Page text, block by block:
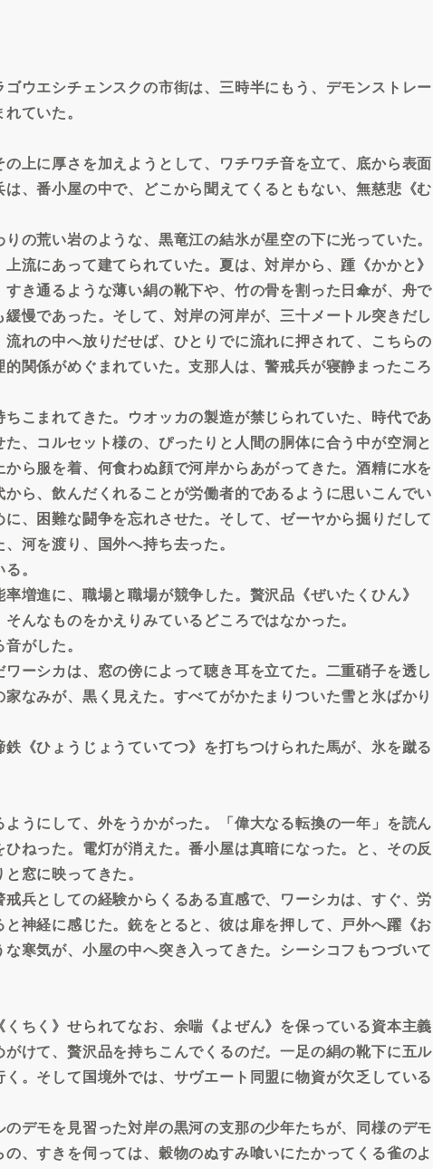
ウエシチェンスクの市街は、三時半にもう、デモンストレー
ていた。
上に厚さを加えようとして、ワチワチ音を立て、底から表面
、番小屋の中で、どこから聞えてくるともない、無慈悲《む
の荒い岩のような、黒竜江の結氷が星空の下に光っていた。
流にあって建てられていた。夏は、対岸から、踵《かかと》
き通るような薄い絹の靴下や、竹の骨を割った日傘が、舟で
慢であった。そして、対岸の河岸が、三十メートル突きだし
れの中へ放りだせば、ひとりでに流れに押されて、こちらの
関係がめぐまれていた。支那人は、警戒兵が寝静まったころ
こまれてきた。ウオッカの製造が禁じられていた、時代であ
、コルセット様の、ぴったりと人間の胴体に合う中が空洞と
ら服を着、何食わぬ顔で河岸からあがってきた。酒精に水を
ら、飲んだくれることが労働者的であるように思いこんでい
、困難な闘争を忘れさせた。そして、ゼーヤから掘りだして
河を渡り、国外へ持ち去った。
。
増進に、職場と職場が競争した。贅沢品《ぜいたくひん》
んなものをかえりみているどころではなかった。
がした。
ーシカは、窓の傍によって聴き耳を立てた。二重硝子を透し
なみが、黒く見えた。すべてがかたまりついた雪と氷ばかり
《ひょうじょうていてつ》を打ちつけられた馬が、氷を蹴る
うにして、外をうかがった。「偉大なる転換の一年」を読ん
ねった。電灯が消えた。番小屋は真暗になった。と、その反
窓に映ってきた。
兵としての経験からくるある直感で、ワーシカは、すぐ、労
神経に感じた。銃をとると、彼は扉を押して、戸外へ躍《お
寒気が、小屋の中へ突き入ってきた。シーシコフもつづいて
ちく》せられてなお、余喘《よぜん》を保っている資本主義
けて、贅沢品を持ちこんでくるのだ。一足の絹の靴下に五ル
。そして国境外では、サヴエート同盟に物資が欠乏している
デモを見習った対岸の黒河の支那の少年たちが、同様のデモ
、すきを伺っては、穀物のぬすみ喰いにたかってくる雀のよ